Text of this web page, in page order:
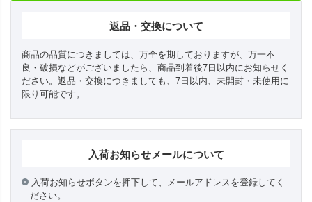
返品・交換について
商品の品質につきましては、万全を期しておりますが、万一不
良・破損などがございましたら、商品到着後7日以内にお知らせく
ださい。返品・交換につきましても、7日以内、未開封・未使用に
限り可能です。
入荷お知らせメールについて
入荷お知らせボタンを押下して、メールアドレスを登録してく
ださい。